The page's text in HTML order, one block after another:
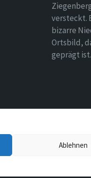
Ablehnen
versteckt.
bizarre
Ortsbild,
geprägt ist.